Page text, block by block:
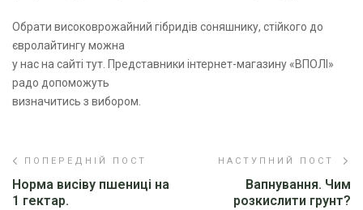
Обрати високоврожайний гібридів соняшнику, стійкого до
євролайтингу можна
у нас на сайті тут. Представники інтернет-магазину «ВПОЛІ»
радо допоможуть
визначитись з вибором.
ПОПЕРЕДНІЙ ПОСТ
Норма висіву пшениці на
1 гектар.
НАСТУПНИЙ ПОСТ
Вапнування. Чим
розкислити грунт?